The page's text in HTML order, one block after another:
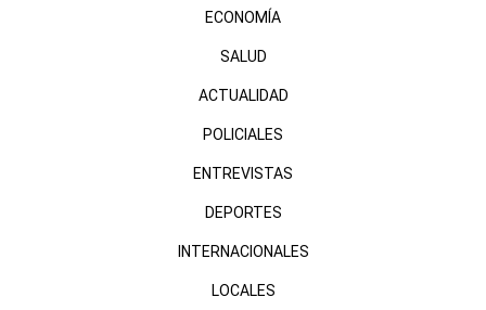
ECONOMÍA
SALUD
ACTUALIDAD
POLICIALES
ENTREVISTAS
DEPORTES
INTERNACIONALES
LOCALES